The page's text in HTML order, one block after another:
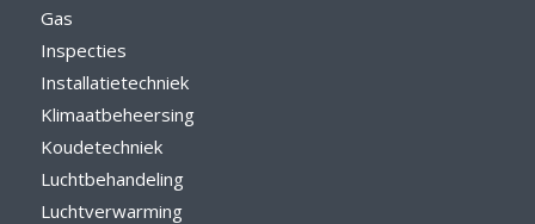
Gas
Inspecties
Installatietechniek
Klimaatbeheersing
Koudetechniek
Luchtbehandeling
Luchtverwarming